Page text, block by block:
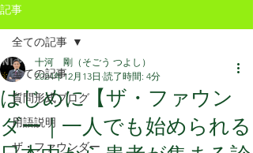
記事
全ての記事
質問形式ブログ
用語説明
ザ・ファウンダー
全ての記事
はじめに【ザ・ファウン
ダー｜一人でも始められる
十河 剛（そごう つよし）
2024年12月13日 読了時間: 4分